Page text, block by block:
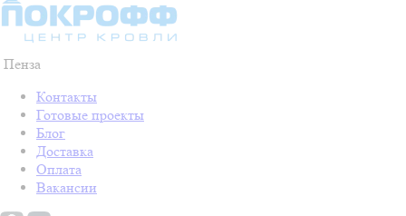
Пенза
Контакты
Готовые проекты
Блог
Доставка
Оплата
Вакансии